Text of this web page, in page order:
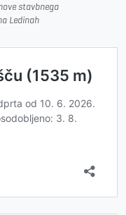
stavbnega
Ledinah